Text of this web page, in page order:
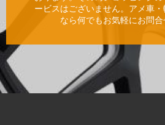
ービスはございません。アメ車
なら何でもお気軽にお問合